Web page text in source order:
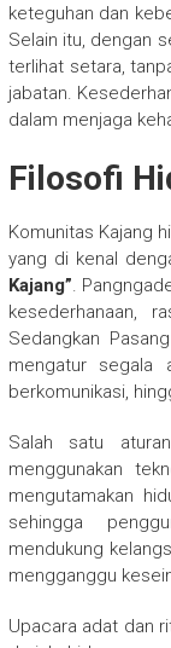
keteguhan dan
Selain itu, dengan
terlihat setara,
jabatan.
dalam menjaga
Filosofi
Komunitas Kajang
yang di kenal
Kajang”.
kesederhanaan,
Sedangkan
mengatur segala
berkomunikasi,
Salah satu
menggunakan
mengutamakan
sehingga
mendukung
mengganggu
Upacara adat dan